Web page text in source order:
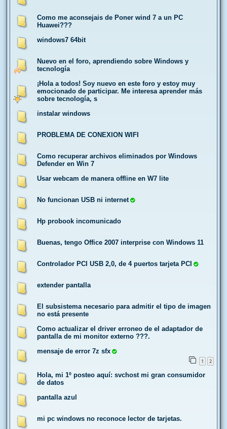
Como me aconsejais de Poner wind 7 a un PC
Huawei???
windows7 64bit
Nuevo en el foro, aprendiendo sobre Windows y
tecnología
¡Hola a todos! Soy nuevo en este foro y estoy muy
emocionado de participar. Me interesa aprender más
sobre tecnología, s
instalar windows
PROBLEMA DE CONEXION WIFI
Como recuperar archivos eliminados por Windows
Defender en Win 7
Usar webcam de manera offline en W7 lite
No funcionan USB ni internet
Hp probook incomunicado
Buenas, tengo Office 2007 interprise con Windows 11
Controlador PCI USB 2,0, de 4 puertos tarjeta PCI
extender pantalla
El subsistema necesario para admitir el tipo de imagen
no está presente
Como actualizar el driver erroneo de el adaptador de
pantalla de mi monitor externo ???.
mensaje de error 7z sfx
1 2
Hola, mi 1º posteo aquí: svchost mi gran consumidor
de datos
pantalla azul
mi pc windows no reconoce lector de tarjetas.